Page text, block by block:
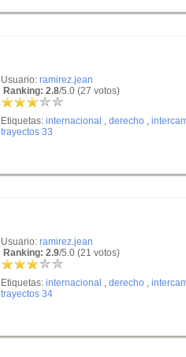
Usuario: ramirez.jean
Ranking: 2.8/5.0 (27 votos)
Etiquetas: internacional , derecho ,
trayectos 33
Usuario: ramirez.jean
Ranking: 2.9/5.0 (21 votos)
Etiquetas: internacional , derecho ,
trayectos 34